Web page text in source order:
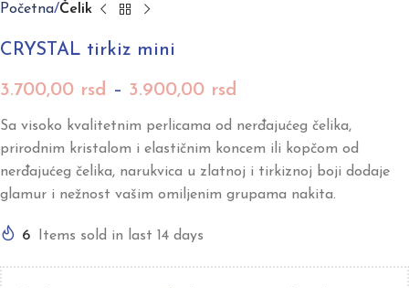
Početna Čelik
CRYSTAL tirkiz mini
3.700,00 rsd – 3.900,00 rsd
Sa visoko kvalitetnim perlicama od nerđajućeg čelika,
prirodnim kristalom i elastičnim koncem ili kopčom od
nerđajućeg čelika, narukvica u zlatnoj i tirkiznoj boji dodaje
glamur i nežnost vašim omiljenim grupama nakita.
6 Items sold in last 14 days